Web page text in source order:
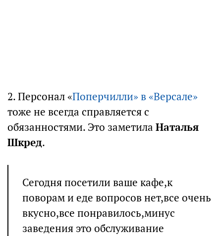
2. Персонал «Поперчилли» в «Версале»
тоже не всегда справляется с
обязанностями. Это заметила Наталья
Шкред.
Сегодня посетили ваше кафе,к
поворам и еде вопросов нет,все очень
вкусно,все понравилось,минус
заведения это обслуживание